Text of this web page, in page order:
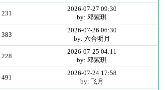
231
2026-07-27 09:30
by: 邓紫琪
383
2026-07-26 06:30
by: 六合明月
228
2026-07-25 04:11
by: 邓紫琪
491
2026-07-24 17:58
by: 飞月